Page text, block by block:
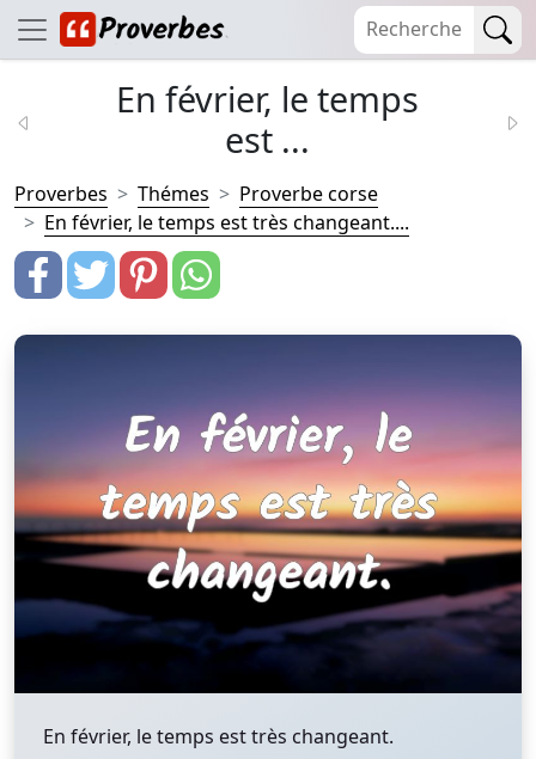
En février, le temps
est ...
Proverbes Thémes
Proverbe corse
En février, le temps est très changeant....
En février, le temps est très changeant.